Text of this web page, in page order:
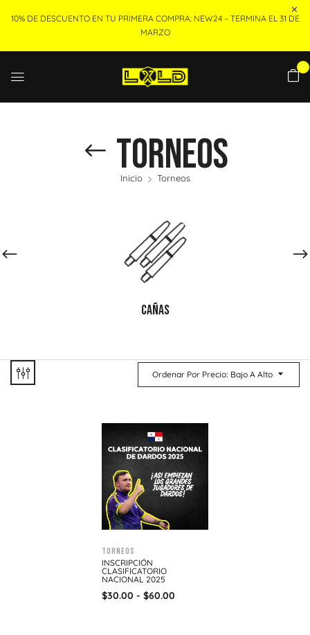
10% DE DESCUENTO EN TU PRIMERA COMPRA: NEW24 – TERMINA EL 31 DE
MARZO
0
Torneos
Inicio Torneos
CAÑAS
Ordenar Por Precio: Bajo A Alto
Torneos
INSCRIPCIÓN
CLASIFICATORIO
NACIONAL 2025
$30.00 - $60.00